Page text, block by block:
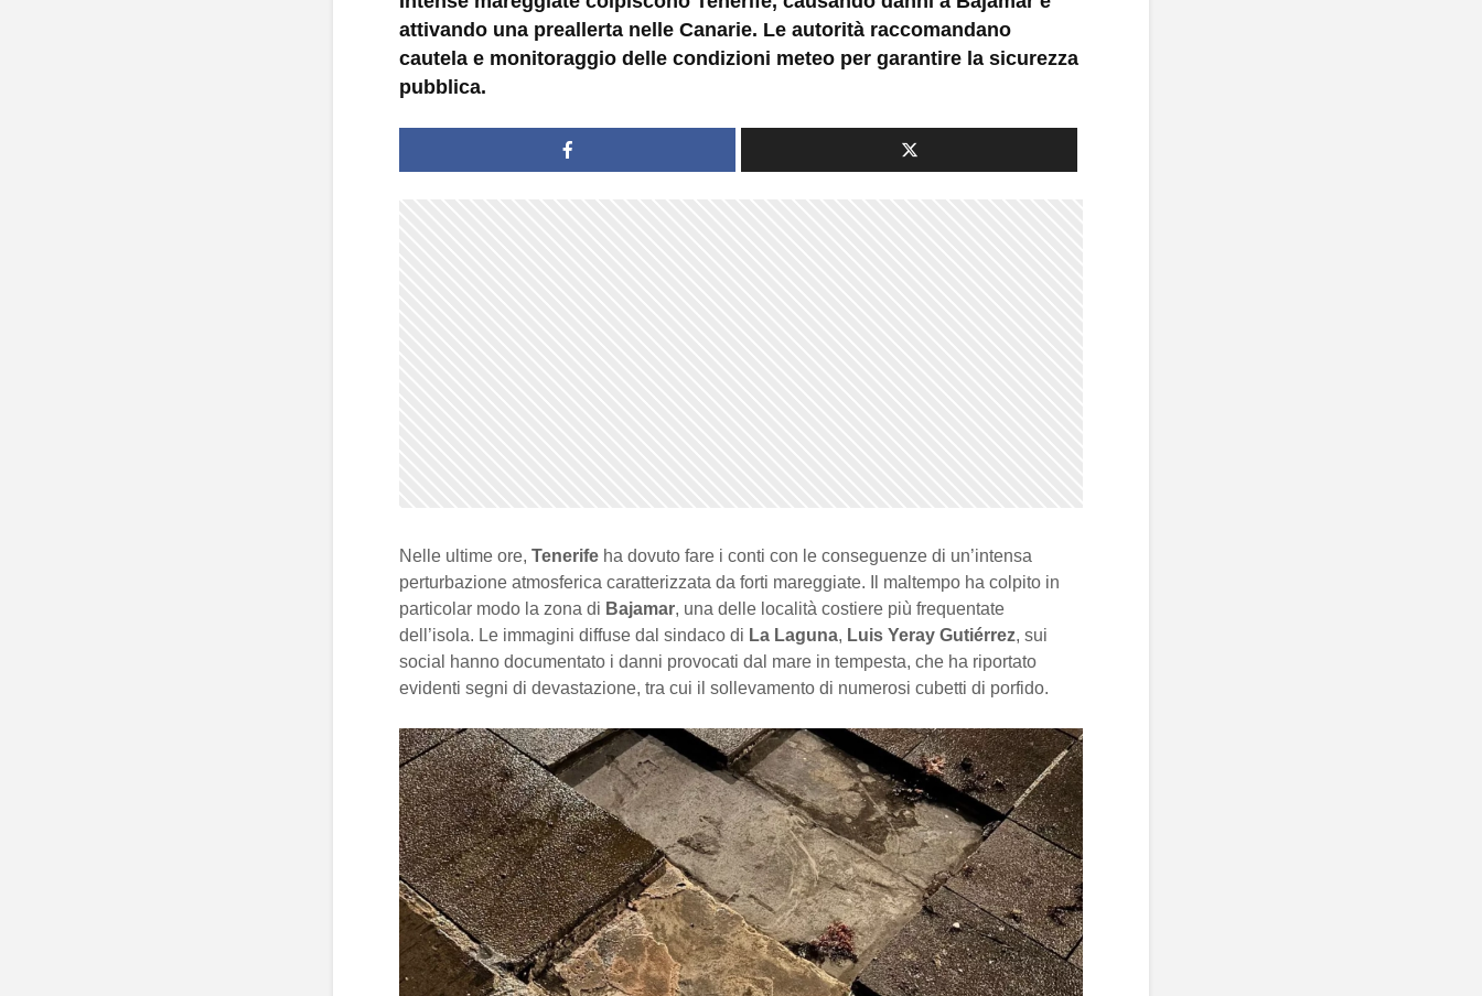
attivando una preallerta nelle Canarie. Le autorità raccomandano
cautela e monitoraggio delle condizioni meteo per garantire la sicurezza
pubblica.
Nelle ultime ore, Tenerife ha dovuto fare i conti con le conseguenze di un’intensa
perturbazione atmosferica caratterizzata da forti mareggiate. Il maltempo ha colpito in
particolar modo la zona di Bajamar, una delle località costiere più frequentate
dell’isola. Le immagini diffuse dal sindaco di La Laguna, Luis Yeray Gutiérrez, sui
social hanno documentato i danni provocati dal mare in tempesta, che ha riportato
evidenti segni di devastazione, tra cui il sollevamento di numerosi cubetti di porfido.